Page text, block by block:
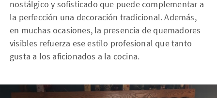
nostálgico y sofisticado que puede complementar a
la perfección una decoración tradicional. Además,
en muchas ocasiones, la presencia de quemadores
visibles refuerza ese estilo profesional que tanto
gusta a los aficionados a la cocina.